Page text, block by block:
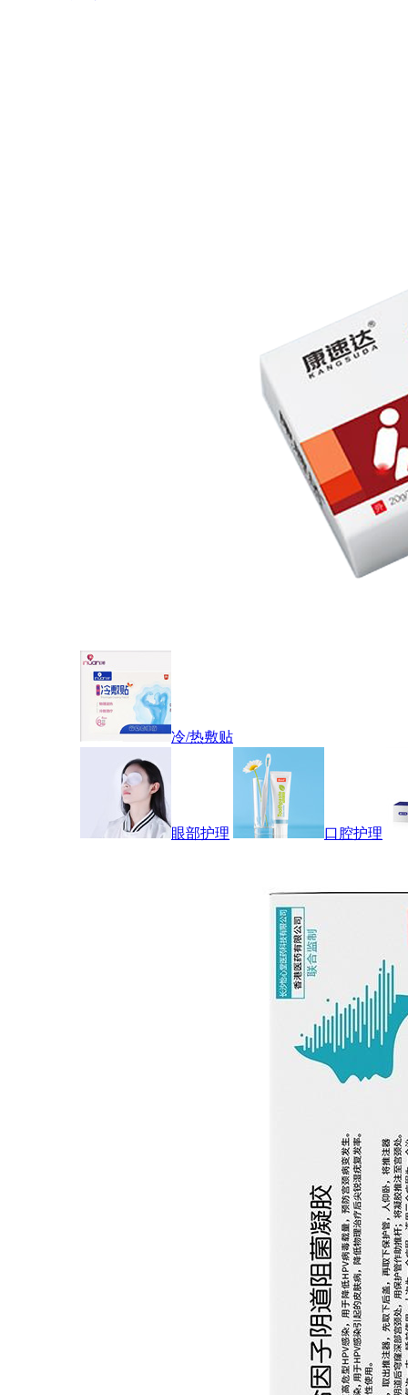
冷/热敷贴
眼部护理 口腔护理